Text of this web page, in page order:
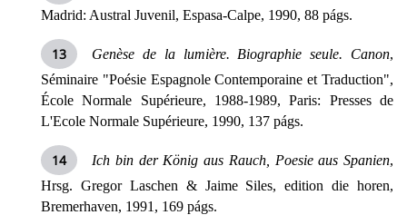
Madrid: Austral Juvenil, Espasa-Calpe, 1990, 88 págs.
Genèse de la lumière. Biographie seule. Canon,
Séminaire "Poésie Espagnole Contemporaine et Traduction",
École Normale Supérieure, 1988-1989, Paris: Presses de
L'Ecole Normale Supérieure, 1990, 137 págs.
Ich bin der König aus Rauch, Poesie aus Spanien,
Hrsg. Gregor Laschen & Jaime Siles, edition die horen,
Bremerha­ven, 1991, 169 págs.